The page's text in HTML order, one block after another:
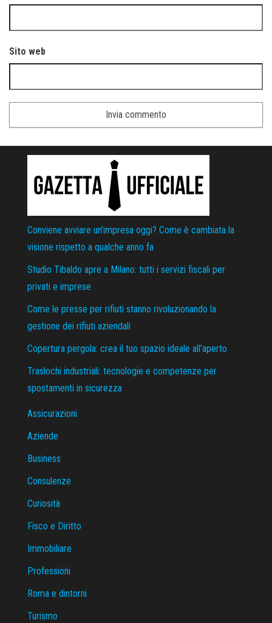
Sito web
Conviene avviare un’impresa oggi? Come è cambiata la
visione rispetto a qualche anno fa
Studio Tibaldo apre a Milano: tutti i servizi fiscali per
privati e imprese
Come le presse per rifiuti stanno rivoluzionando la
gestione dei rifiuti aziendali
Copertura pergola: crea il tuo spazio ideale all’aperto
Traslochi industriali: tecnologie e competenze per
spostamenti in sicurezza
Assicurazioni
Aziende
Business
Consulenze
Curiosità
Fisco e Diritto
Immobiliare
Professioni
Roma e dintorni
Turismo